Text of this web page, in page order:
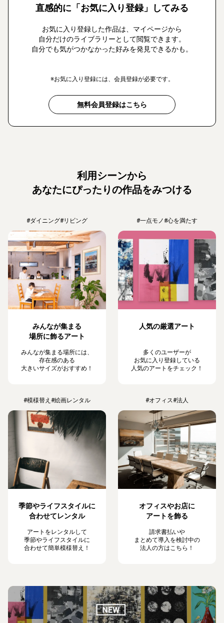
直感的に「お気に入り登録」してみる
お気に入り登録した作品は、マイページから
自分だけのライブラリーとして閲覧できます。
自分でも気がつかなかった好みを発見できるかも。
※お気に入り登録には、会員登録が必要です。
無料会員登録はこちら
利用シーンから
あなたにぴったりの作品をみつける
#ダイニング#リビング
みんなが集まる
場所に飾るアート
みんなが集まる場所には、
存在感のある
大きいサイズがおすすめ！
#一点モノ#心を満たす
人気の厳選アート
多くのユーザーが
お気に入り登録している
人気のアートをチェック！
#模様替え #絵画レンタル
季節やライフスタイルに
合わせてレンタル
アートをレンタルして
季節やライフスタイルに
合わせて簡単模様替え！
#オフィス#法人
オフィスやお店に
アートを飾る
請求書払いや
まとめて導入を検討中の
法人の方はこちら！